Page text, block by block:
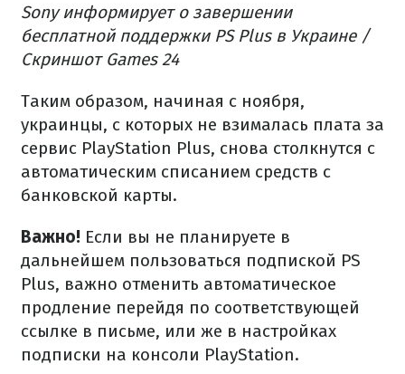
Sony информирует о завершении
бесплатной поддержки PS Plus в Украине /
Скриншот Games 24
Таким образом, начиная с ноября,
украинцы, с которых не взималась плата за
сервис PlayStation Plus, снова столкнутся с
автоматическим списанием средств с
банковской карты.
Важно! Если вы не планируете в
дальнейшем пользоваться подпиской PS
Plus, важно отменить автоматическое
продление перейдя по соответствующей
ссылке в письме, или же в настройках
подписки на консоли PlayStation.